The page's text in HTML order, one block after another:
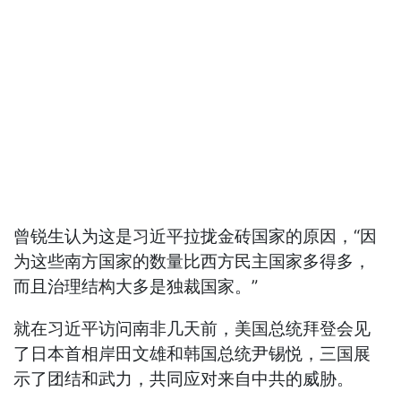
曾锐生认为这是习近平拉拢金砖国家的原因，“因
为这些南方国家的数量比西方民主国家多得多，
而且治理结构大多是独裁国家。”
就在习近平访问南非几天前，美国总统拜登会见
了日本首相岸田文雄和韩国总统尹锡悦，三国展
示了团结和武力，共同应对来自中共的威胁。